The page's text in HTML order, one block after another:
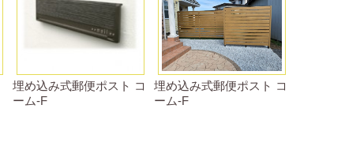
埋め込み式郵便ポスト コ
ーム-F
埋め込み式郵便ポスト コ
ーム-F